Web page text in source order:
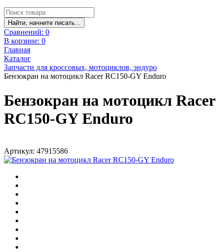
Найти, начните писать...
Сравнений: 0
В корзине: 0
Главная
Каталог
Запчасти для кроссовых, мотоциклов, эндуро
Бензокран на мотоцикл Racer RC150-GY Enduro
Бензокран на мотоцикл Racer
RC150-GY Enduro
Артикул: 47915586